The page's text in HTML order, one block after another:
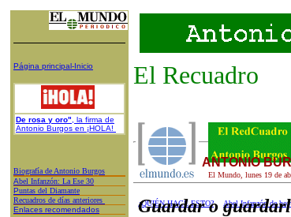
Página principal-Inicio
De rosa y oro" , la firma de
Antonio Burgos en ¡HOLA!
Biografía de Antonio Burgos
Abel Infanzón: La Ese 30
Puntas del Diamante
Recuadros de días anteriores
Enlaces recomendados
El Recuadro
El Mundo, lunes 19 de
¿QUIÉN HACE ESTO? Abel Infanzón de hoy
ANTONIO
Guardar o